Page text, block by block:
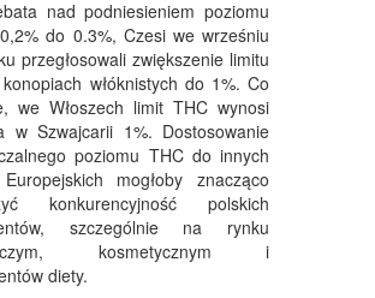
nad podniesieniem poziomu
do 0.3%, Czesi we wrześniu
przegłosowali zwiększenie limitu
włóknistych do 1%. Co
we Włoszech limit THC wynosi
w Szwajcarii 1%. Dostosowanie
poziomu THC do innych
mogłoby znacząco
konkurencyjność polskich
szczególnie na rynku
kosmetycznym i
diety.